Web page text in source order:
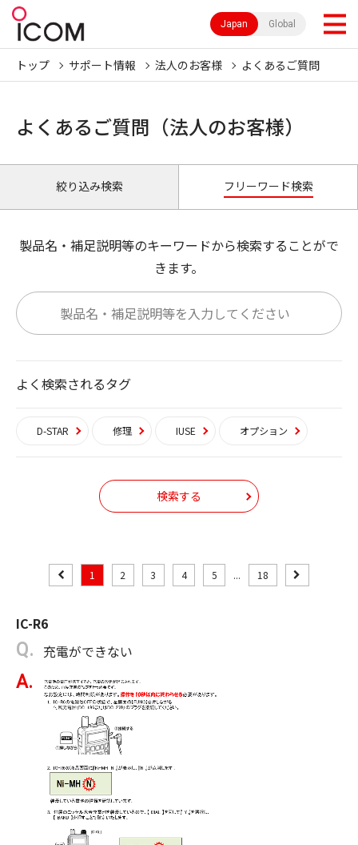
Japan Global
トップ サポート情報 法人のお客様 よくあるご質問
よくあるご質問（法人のお客様）
絞り込み検索 フリーワード検索
製品名・補足説明等のキーワードから検索することがで
きます。
よく検索されるタグ
D-STAR 修理 IUSE オプション
検索する
1 2 3 4 5 ... 18
IC-R6
充電ができない